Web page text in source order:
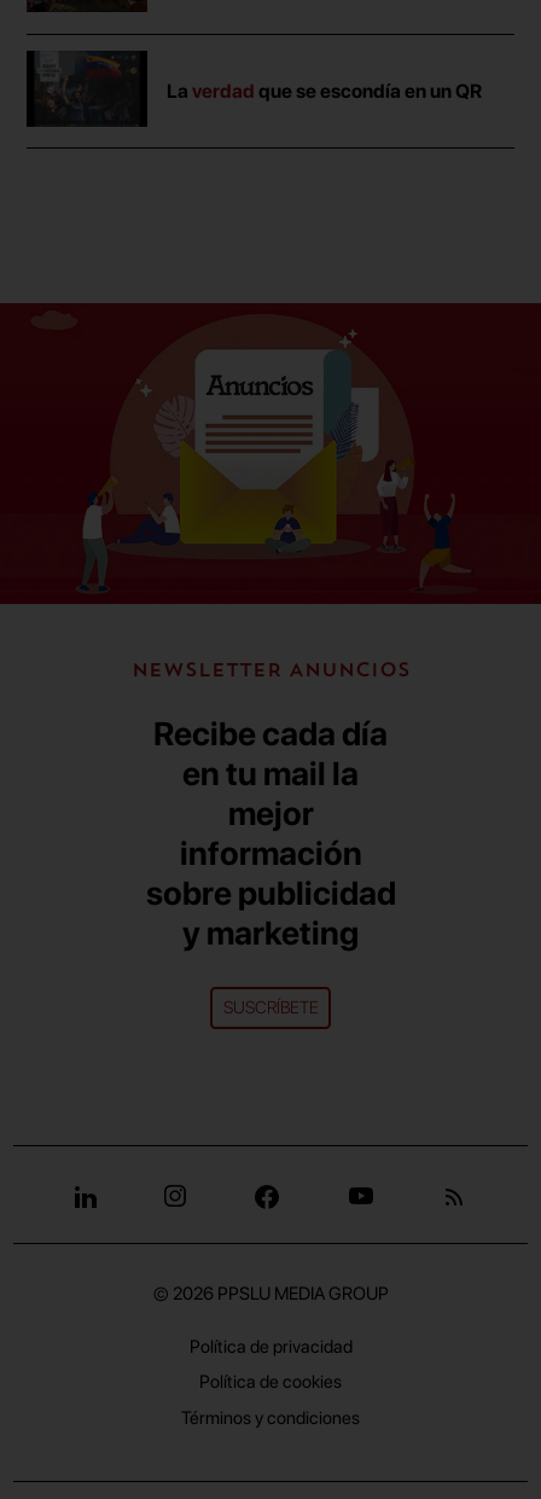
Laverdad que se escondía en un QR
NEWSLETTER ANUNCIOS
Recibe cada día
en tu mail la
mejor
información
sobre publicidad
y marketing
SUSCRÍBETE
© 2026 PPSLU MEDIA GROUP
Política de privacidad
Política de cookies
Términos y condiciones